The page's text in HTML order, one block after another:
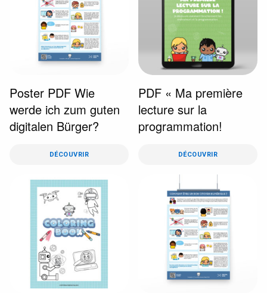
Poster PDF Wie
werde ich zum guten
digitalen Bürger?
DÉCOUVRIR
PDF « Ma première
lecture sur la
programmation!
DÉCOUVRIR